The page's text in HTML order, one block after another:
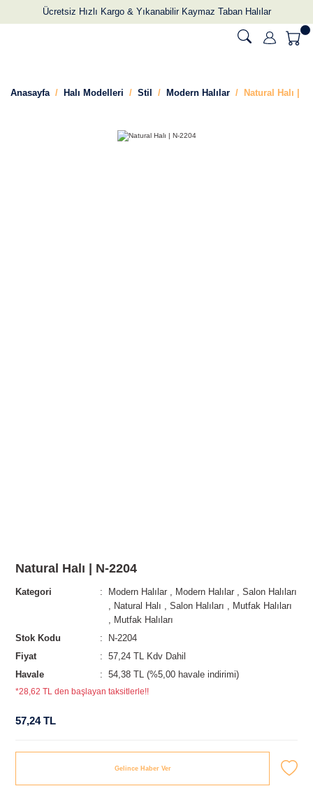
Ücretsiz Hızlı Kargo & Yıkanabilir Kaymaz Taban Halılar
Anasayfa Halı Modelleri Stil Modern Halılar Natural Halı |
Natural Halı | N-2204
Kategori Modern Halılar , Modern Halılar ,Salon Halıları
, Natural Halı ,Salon Halıları , Mutfak Halıları
, Mutfak Halıları
Stok Kodu
N-2204
Fiyat
57,24 TL Kdv Dahil
Havale
54,38 TL (%5,00 havale indirimi)
*28,62 TL den başlayan taksitlerle!!
57,24 TL
Gelince Haber Ver